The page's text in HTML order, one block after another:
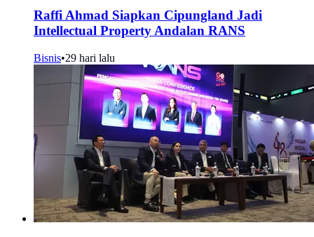
Raffi Ahmad Siapkan Cipungland Jadi
Intellectual Property Andalan RANS
Bisnis•29 hari lalu